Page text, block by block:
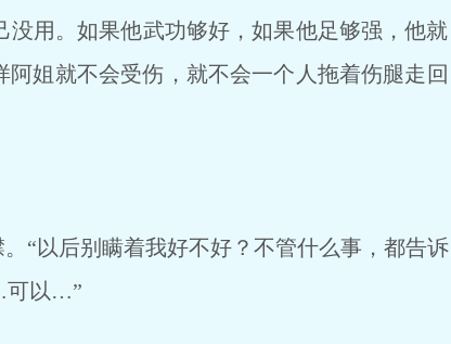
用。如果他武功够好，如果他足够强，他就
姐就不会受伤，就不会一个人拖着伤腿走回
以后别瞒着我好不好？不管什么事，都告诉
可以…”